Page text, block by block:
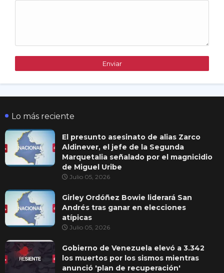
Lo más reciente
El presunto asesinato de alias Zarco
Aldinever, el jefe de la Segunda
Marquetalia señalado por el magnicidio
de Miguel Uribe
Julio 05, 2026
Girley Ordóñez Bowie liderará San
Andrés tras ganar en elecciones
atípicas
Julio 05, 2026
Gobierno de Venezuela elevó a 3.342
los muertos por los sismos mientras
anunció 'plan de recuperación'